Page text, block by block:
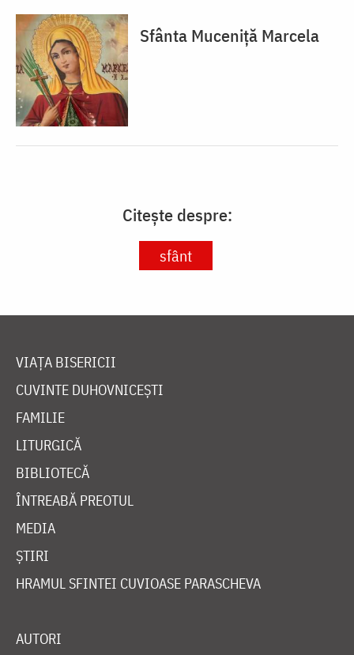
Sfânta Muceniță Marcela
Citește despre:
sfânt
VIAȚA BISERICII
CUVINTE DUHOVNICEȘTI
FAMILIE
LITURGICĂ
BIBLIOTECĂ
ÎNTREABĂ PREOTUL
MEDIA
ȘTIRI
HRAMUL SFINTEI CUVIOASE PARASCHEVA
AUTORI